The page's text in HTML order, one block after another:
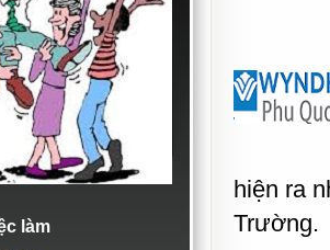
làm
hiện ra
Trường.